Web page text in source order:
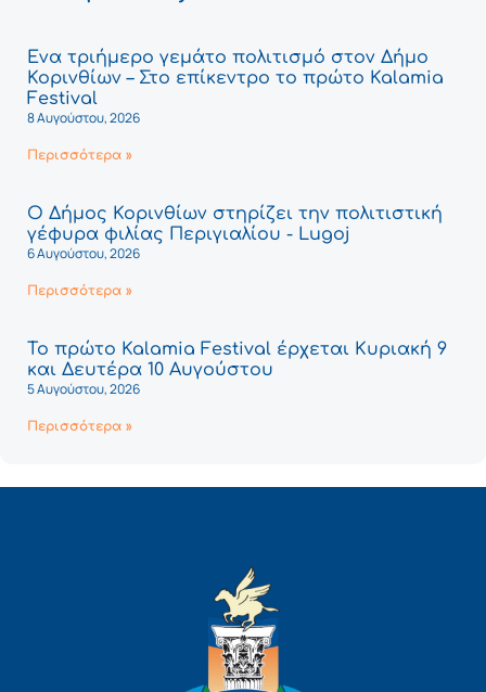
Ένα τριήμερο γεμάτο πολιτισμό στον Δήμο
Κορινθίων – Στο επίκεντρο το πρώτο Kalamia
Festival
8 Αυγούστου, 2026
Περισσότερα »
Ο Δήμος Κορινθίων στηρίζει την πολιτιστική
γέφυρα φιλίας Περιγιαλίου - Lugoj
6 Αυγούστου, 2026
Περισσότερα »
Το πρώτο Kalamia Festival έρχεται Κυριακή 9
και Δευτέρα 10 Αυγούστου
5 Αυγούστου, 2026
Περισσότερα »